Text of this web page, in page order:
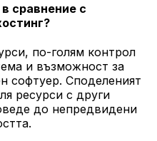
сравнение с
по-голям контрол
и възможност за
софтуер. Споделеният
ресурси с други
до непредвидени